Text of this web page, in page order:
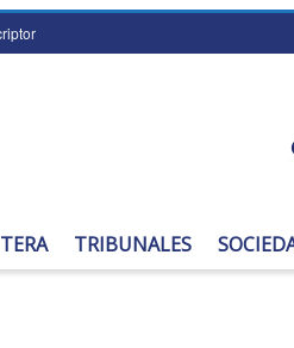
TRIBUNALES